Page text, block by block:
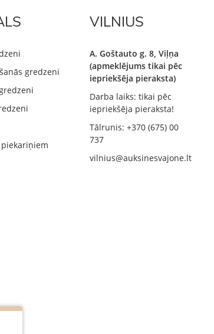
gredzeni
VILNIUS
A. Goštauto g. 8, Viļņa
(apmeklējums tikai pēc
iepriekšēja pieraksta)
Darba laiks: tikai pēc
iepriekšēja pieraksta!
Tālrunis: +370 (675) 00
737
vilnius@auksinesvajone.lt